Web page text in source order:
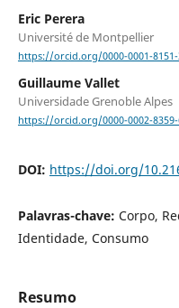
Eric Perera
Université de Montpellier
https://orcid.org/0000-0001-8151-
Guillaume Vallet
Universidade Grenoble Alpes
https://orcid.org/0000-0002-8359-
DOI: https://doi.org/
Palavras-chave: Corpo,
Identidade, Consumo
Resumo